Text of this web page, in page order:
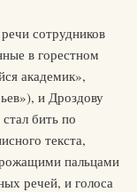
сотрудников
в горестном
академик»,
и Дроздову
бить по
текста,
пальцами
речей, и голоса